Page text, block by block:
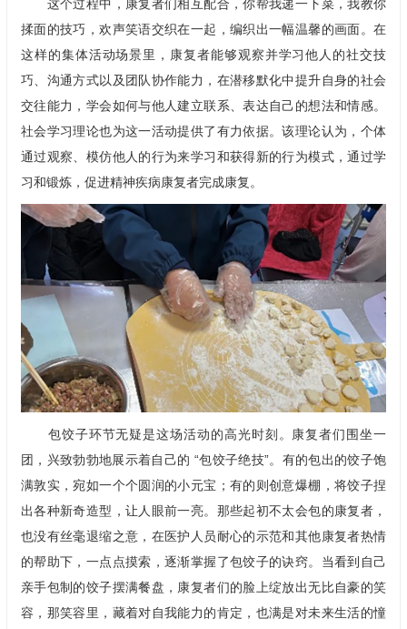
这个过程中，康复者们相互配合，你帮我递一下菜，我教你
揉面的技巧，欢声笑语交织在一起，编织出一幅温馨的画面。在
这样的集体活动场景里，康复者能够观察并学习他人的社交技
巧、沟通方式以及团队协作能力，在潜移默化中提升自身的社会
交往能力，学会如何与他人建立联系、表达自己的想法和情感。
社会学习理论也为这一活动提供了有力依据。该理论认为，个体
通过观察、模仿他人的行为来学习和获得新的行为模式，通过学
习和锻炼，促进精神疾病康复者完成康复。
包饺子环节无疑是这场活动的高光时刻。康复者们围坐一
团，兴致勃勃地展示着自己的 “包饺子绝技”。有的包出的饺子饱
满敦实，宛如一个个圆润的小元宝；有的则创意爆棚，将饺子捏
出各种新奇造型，让人眼前一亮。那些起初不太会包的康复者，
也没有丝毫退缩之意，在医护人员耐心的示范和其他康复者热情
的帮助下，一点点摸索，逐渐掌握了包饺子的诀窍。当看到自己
亲手包制的饺子摆满餐盘，康复者们的脸上绽放出无比自豪的笑
容，那笑容里，藏着对自我能力的肯定，也满是对未来生活的憧